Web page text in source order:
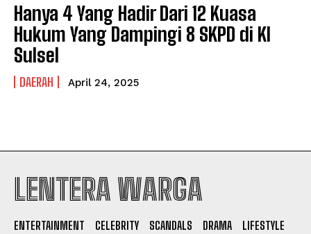
Hanya 4 Yang Hadir Dari 12 Kuasa
Hukum Yang Dampingi 8 SKPD di KI
Sulsel
DAERAH April 24, 2025
LENTERA WARGA
ENTERTAINMENT CELEBRITY SCANDALS DRAMA
LIFESTYLE